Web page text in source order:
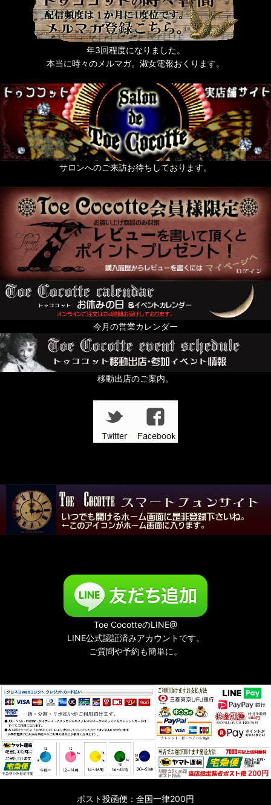
年3回程度になりました。
本当に時々のメルマガ。淑女電報おくります。
サロンへのご来訪お待ちしております。
今月の営業カレンダー
移動出店のご案内。
Toe CocotteのLINE@
LINE公式認証済みアカウントです。
ご質問や予約も簡単に。
ポスト投函便：全国一律200円